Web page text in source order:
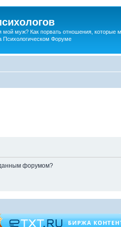
мой муж? Как порвать отношения,
Психологическом Форуме
данным форумом?